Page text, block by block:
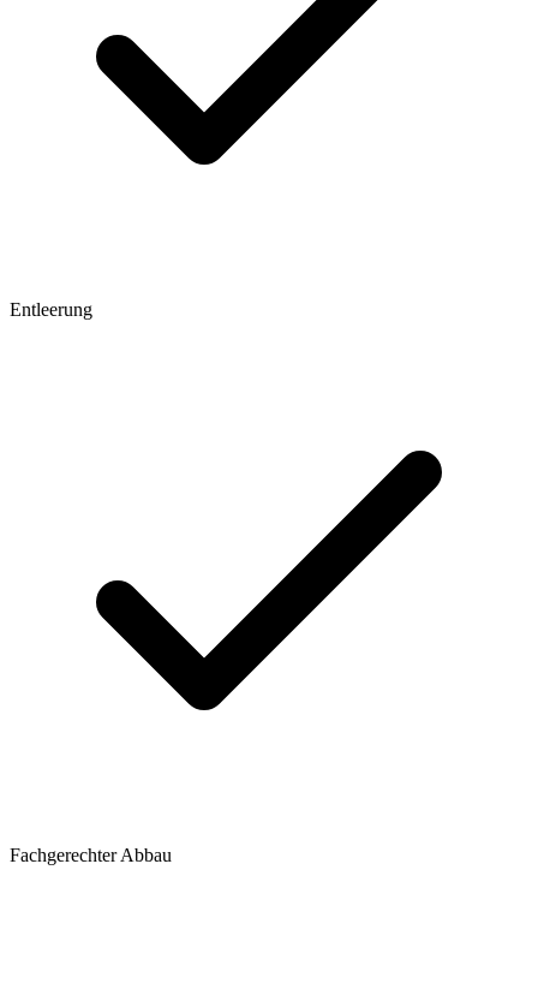
Entleerung
Fachgerechter Abbau